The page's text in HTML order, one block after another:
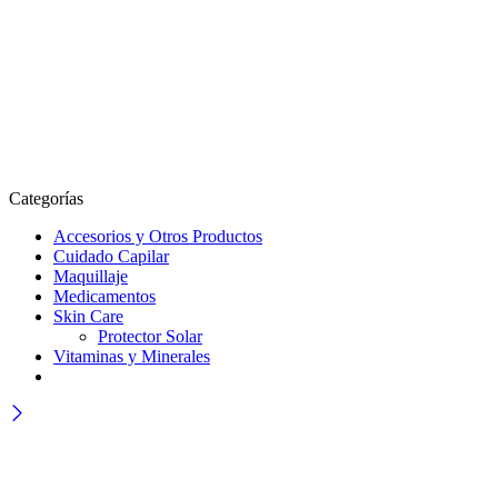
Categorías
Accesorios y Otros Productos
Cuidado Capilar
Maquillaje
Medicamentos
Skin Care
Protector Solar
Vitaminas y Minerales